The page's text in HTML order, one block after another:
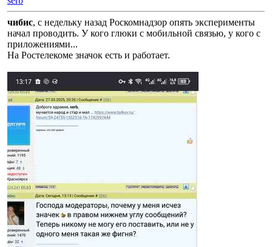
чибис, с недельку назад Роскомнадзор опять эксперименты
начал проводить. У кого глюки с мобильной связью, у кого с
приложениями...
На Ростелекоме значок есть и работает.